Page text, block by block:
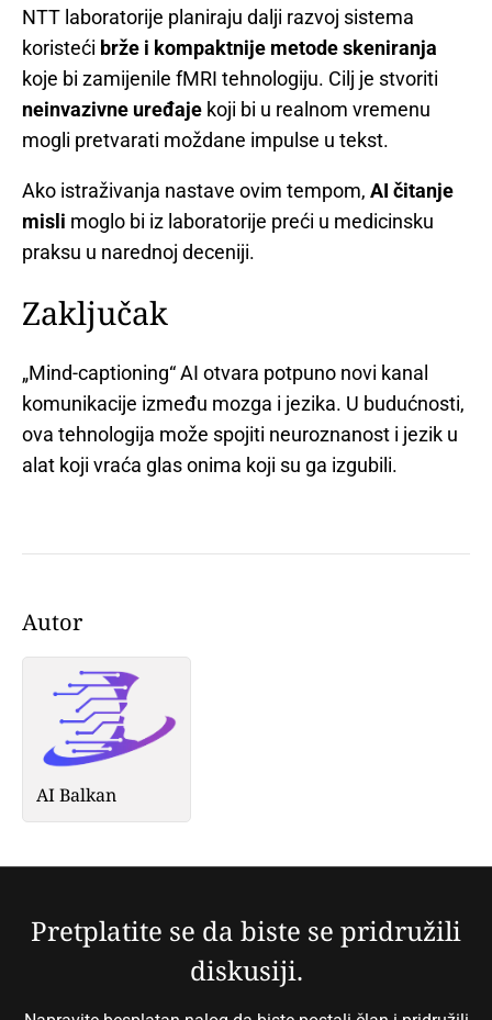
NTT laboratorije planiraju dalji razvoj sistema
koristeći brže i kompaktnije metode skeniranja
koje bi zamijenile fMRI tehnologiju. Cilj je stvoriti
neinvazivne uređaje koji bi u realnom vremenu
mogli pretvarati moždane impulse u tekst.
Ako istraživanja nastave ovim tempom, AI čitanje
misli moglo bi iz laboratorije preći u medicinsku
praksu u narednoj deceniji.
Zaključak
„Mind-captioning“ AI otvara potpuno novi kanal
komunikacije između mozga i jezika. U budućnosti,
ova tehnologija može spojiti neuroznanost i jezik u
alat koji vraća glas onima koji su ga izgubili.
Autor
AI Balkan
Pretplatite se da biste se pridružili
diskusiji.